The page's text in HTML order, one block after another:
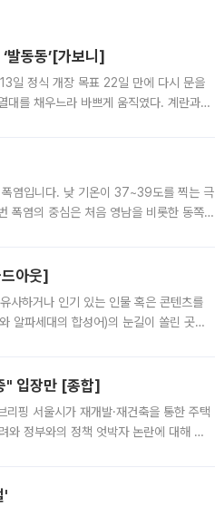
발동동’[가보니]
일 정식 개장 목표 22일 만에 다시 문을
대를 채우느라 바쁘게 움직였다. 계란과
폭염입니다. 낮 기온이 37~39도를 찍는 극
폭염의 중심은 처음 영남을 비롯한 동쪽
아웃]
사하거나 인기 있는 인물 혹은 콘텐츠를
알파세대의 합성어)의 눈길이 쏠린 곳은
" 입장만 [종합]
핑 서울시가 재개발·재건축을 통한 주택
와 정부와의 정책 엇박자 논란에 대해 정
'